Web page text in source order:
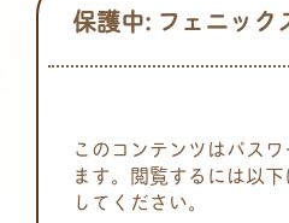
保護中: フェニック
このコンテンツはパス
ます。閲覧するには以
してください。